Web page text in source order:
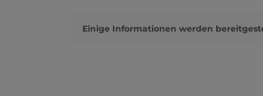
Einige Informationen werden